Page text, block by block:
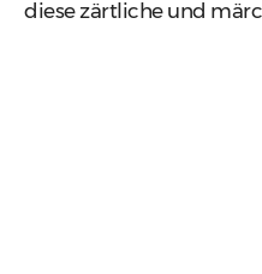
diese zärtliche und